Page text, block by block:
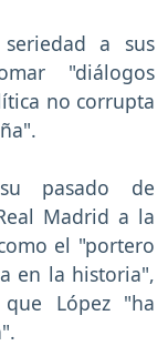
a sus
"diálogos
no corrupta
pasado de
Madrid a la
el "portero
en la historia",
López "ha